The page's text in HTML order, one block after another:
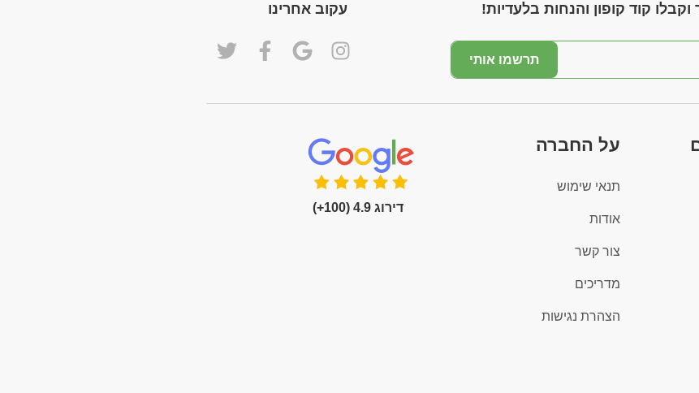
וקבלו קוד קופון והנחות בלעדיות!
תרשמו אותי
עקוב אחרינו
על החברה
תנאי שימוש
אודות
צור קשר
מדריכים
הצהרת נגישות
דירוג 4.9 (100+)